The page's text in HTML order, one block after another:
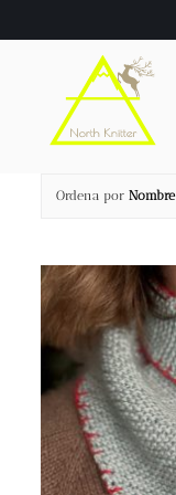
al
Ordena por Nombre